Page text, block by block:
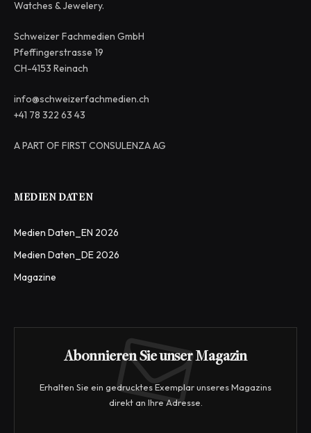
Watches & Jewelery.
Schweizer Fachmedien GmbH
Pfeffingerstrasse 19
CH-4153 Reinach
info@schweizerfachmedien.ch
+41 78 322 63 43
A PART OF FIRST CONSULENZA AG
MEDIEN DATEN
Medien Daten_EN 2026
Medien Daten_DE 2026
Magazine
Abonnieren Sie unser Magazin
Erhalten Sie ein gedrucktes Exemplar unseres Magazins
direkt an Ihre Adresse.